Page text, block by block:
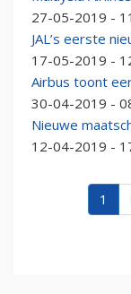
27-05-2019 -
JAL’s eerste
17-05-2019 -
Airbus toont
30-04-2019 -
Nieuwe
12-04-2019 -
1